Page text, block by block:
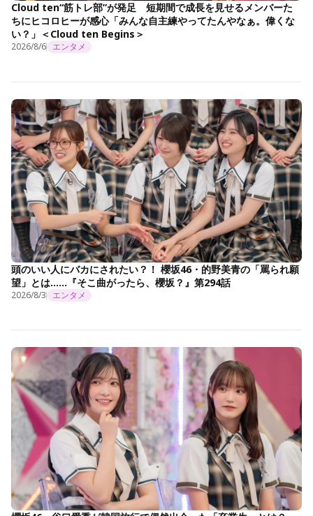
Cloud ten“筋トレ部”が発足 短期間で成長を見せるメンバーた
ちにヒコロヒーが感心「みんな自主練やってたんやなぁ。偉くな
い？」＜Cloud ten Begins＞
2026/8/6 エンタメ
頭のいい人にバカにされたい？！ 櫻坂46・的野美青の「罵られ願
望」とは……『そこ曲がったら、櫻坂？』第294話
2026/8/3 エンタメ